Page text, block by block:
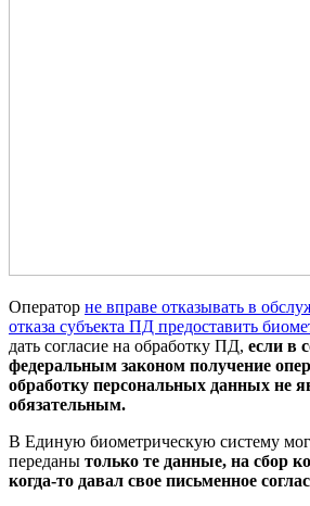
Оператор не вправе отказывать в
отказа субъекта ПД предоставить
дать согласие на обработку ПД, если в
федеральным законом получение
обработку персональных данных не
обязательным.
В Единую биометрическую систему
переданы только те данные, на сбор
когда-то давал свое письменное